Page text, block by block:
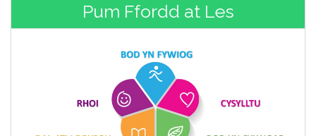
Pum Ffordd at Les